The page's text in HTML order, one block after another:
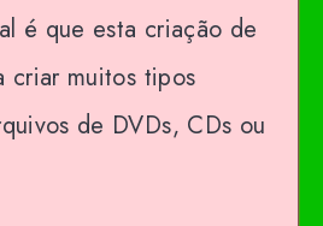
é que esta criação de
criar muitos tipos
de DVDs, CDs ou